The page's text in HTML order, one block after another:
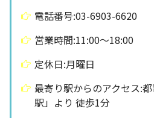
電話番号:03-6903-6620
営業時間:11:00〜18:00
定休日:月曜日
最寄り駅からのアクセス:
駅」より 徒歩1分